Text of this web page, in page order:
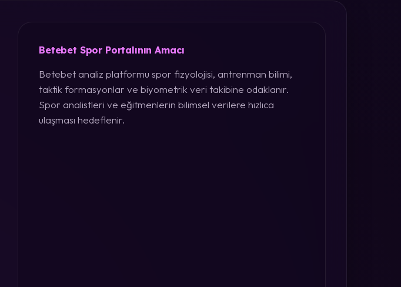
Betebet Spor Portalının Amacı
Betebet analiz platformu spor fizyolojisi, antrenman bilimi,
taktik formasyonlar ve biyometrik veri takibine odaklanır.
Spor analistleri ve eğitmenlerin bilimsel verilere hızlıca
ulaşması hedeflenir.